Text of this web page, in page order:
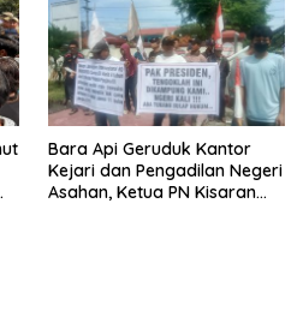
Bara Api Geruduk Kantor
Kejari dan Pengadilan Negeri
Asahan, Ketua PN Kisaran